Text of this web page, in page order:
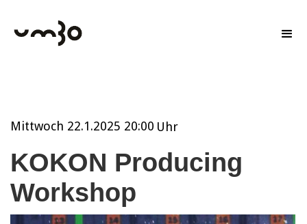
Mittwoch 22.1.2025 20:00 Uhr
KOKON Producing
Workshop